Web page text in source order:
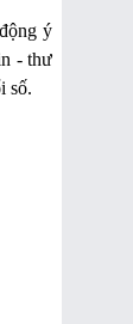
ý
- thư
số.